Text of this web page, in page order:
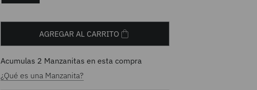
AGREGAR AL CARRITO
Acumulas 2 Manzanitas en esta compra
¿Qué es una Manzanita?